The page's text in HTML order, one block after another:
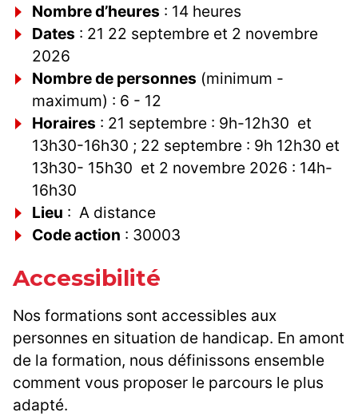
Nombre d’heures : 14 heures
Dates : 21 22 septembre et 2 novembre
2026
Nombre de personnes (minimum -
maximum) : 6 - 12
Horaires : 21 septembre : 9h-12h30 et
13h30-16h30 ; 22 septembre : 9h 12h30 et
13h30- 15h30 et 2 novembre 2026 : 14h-
16h30
Lieu : A distance
Code action : 30003
Accessibilité
Nos formations sont accessibles aux
personnes en situation de handicap. En amont
de la formation, nous définissons ensemble
comment vous proposer le parcours le plus
adapté.